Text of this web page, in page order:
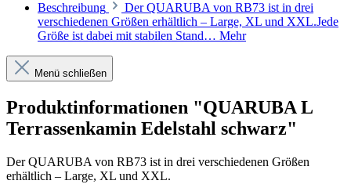
Beschreibung
Der QUARUBA von RB73 ist in drei
verschiedenen Größen erhältlich – Large, XL und XXL.Jede
Größe ist dabei mit stabilen Stand… Mehr
Menü schließen
Produktinformationen "QUARUBA L
Terrassenkamin Edelstahl schwarz"
Der QUARUBA von RB73 ist in drei verschiedenen Größen
erhältlich – Large, XL und XXL.